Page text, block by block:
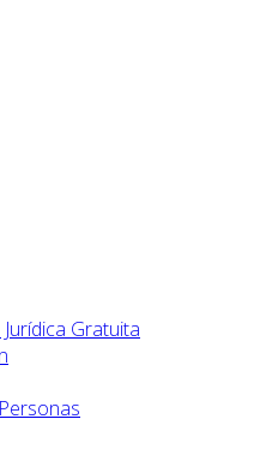
Gratuita